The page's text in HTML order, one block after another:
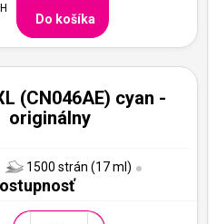
Do košíka
(CN046AE) cyan -
originálny
1500 strán (17 ml)